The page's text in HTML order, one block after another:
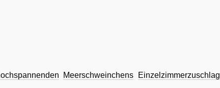
Meerschweinchens Einzelzimmerzuschlag